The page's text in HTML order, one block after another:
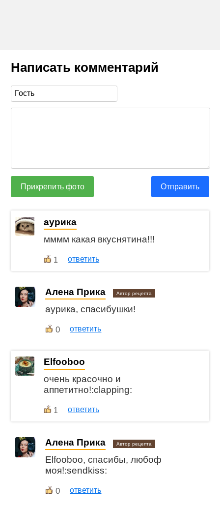
Написать комментарий
Прикрепить фото Отправить
aурика
мммм какая вкуснятина!!!
1 ответить
Алена Прика Автор рецепта
aурика, спасибушки!
0 ответить
Elfooboo
очень красочно и
аппетитно!:clapping:
1 ответить
Алена Прика Автор рецепта
Elfooboo, спасибы, любоф
моя!:sendkiss:
0 ответить